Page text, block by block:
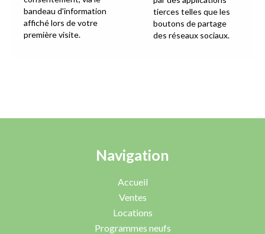
bandeau d'information
affiché lors de votre
première visite.
tierces telles que les
boutons de partage
des réseaux sociaux.
Navigation
Accueil
Ventes
Locations
Programmes neufs